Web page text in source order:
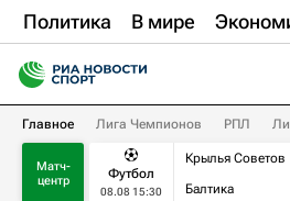
Политика В мире
Главное Лига Чемпионов РПЛ
Матч-
центр
Футбол
08.08 15:30
Крылья Советов
Балтика